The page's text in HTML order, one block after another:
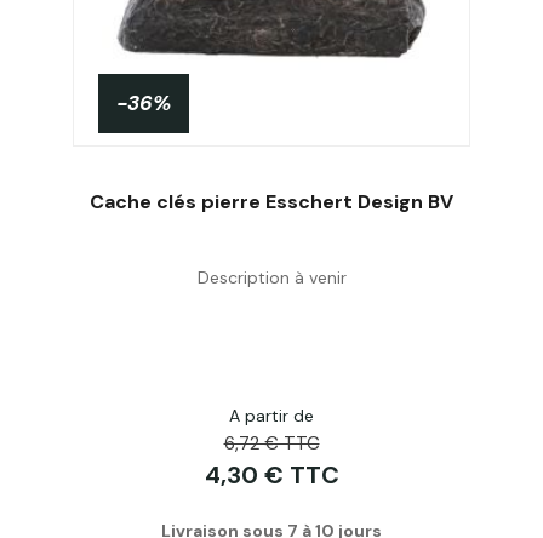
Acheter
-36%
Cache clés pierre Esschert Design BV
Description à venir
A partir de
6,72 € TTC
4,30 € TTC
Livraison sous 7 à 10 jours